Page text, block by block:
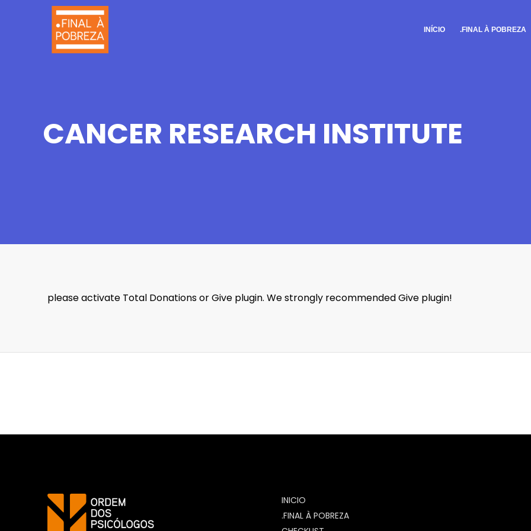
INÍCIO .FINAL À POBREZA
CANCER RESEARCH INSTITUTE
please activate Total Donations or Give plugin. We strongly recommended Give plugin!
INICIO
.FINAL À POBREZA